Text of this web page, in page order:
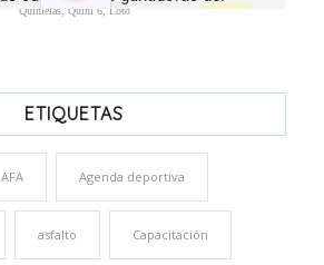
Quinielas, Quini 6, Loto
ETIQUETAS
AFA Agenda deportiva
asfalto Capacitación